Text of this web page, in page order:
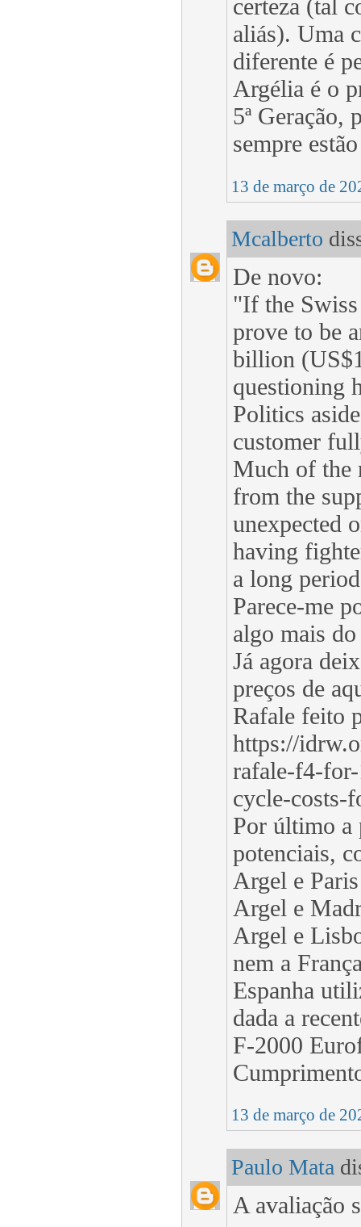
certeza (tal
aliás). Uma
diferente é
Argélia é o
5ª Geração,
sempre
13 de março de
Mcalberto
De novo:
"If the Swiss
prove to be
billion
questioning
Politics
customer
Much of the
from the
unexpected
having
a long
Parece-me
algo mais
Já agora
preços de
Rafale feito
https://
rafale-f4-
cycle-costs-
Por último a
potenciais,
Argel e
Argel e
Argel e
nem a
Espanha
dada a
F-2000
13 de março de
Paulo Mata
A avaliação